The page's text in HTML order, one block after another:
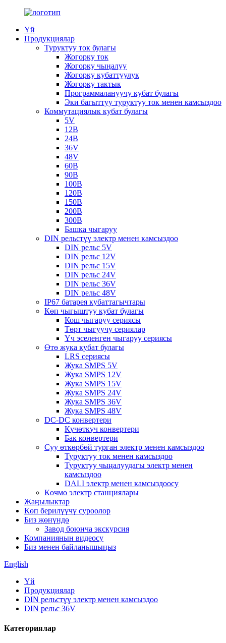
Үй
Продукциялар
Туруктуу ток булагы
Жогорку ток
Жогорку чыңалуу
Жогорку кубаттуулук
Жогорку тактык
Программалануучу кубат булагы
Эки багыттуу туруктуу ток менен камсыздоо
Коммутациялык кубат булагы
5V
12В
24В
36V
48V
60В
90В
100В
120В
150В
200В
300В
Башка чыгаруу
DIN рельстүү электр менен камсыздоо
DIN рельс 5V
DIN рельс 12V
DIN рельс 15V
DIN рельс 24V
DIN рельс 36V
DIN рельс 48V
IP67 батарея кубаттагычтары
Көп чыгыштуу кубат булагы
Кош чыгаруу сериясы
Төрт чыгуучу сериялар
Үч эселенген чыгаруу сериясы
Өтө жука кубат булагы
LRS сериясы
Жука SMPS 5V
Жука SMPS 12V
Жука SMPS 15V
Жука SMPS 24V
Жука SMPS 36V
Жука SMPS 48V
DC-DC конвертери
Күчөткүч конвертери
Бак конвертери
Суу өткөрбөй турган электр менен камсыздоо
Туруктуу ток менен камсыздоо
Туруктуу чыңалуудагы электр менен
камсыздоо
DALI электр менен камсыздоосу
Көчмө электр станциялары
Жаңылыктар
Көп берилүүчү суроолор
Биз жөнүндө
Завод боюнча экскурсия
Компаниянын видеосу
Биз менен байланышыңыз
English
Үй
Продукциялар
DIN рельстүү электр менен камсыздоо
DIN рельс 36V
Категориялар